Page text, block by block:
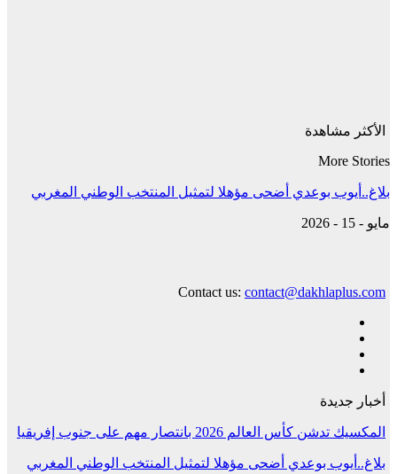
الأكثر مشاهدة
More Stories
بلاغ..أيوب بوعدي أضحى مؤهلا لتمثيل المنتخب الوطني المغربي
مايو - 15 - 2026
Contact us: contact@dakhlaplus.com
أخبار جديدة
المكسيك تدشن كأس العالم 2026 بانتصار مهم على جنوب إفريقيا
بلاغ..أيوب بوعدي أضحى مؤهلا لتمثيل المنتخب الوطني المغربي